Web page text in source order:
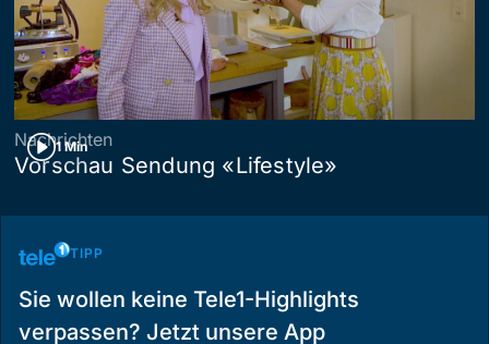
1 Min
Nachrichten
Vorschau Sendung «Lifestyle»
TIPP
Sie wollen keine Tele1-Highlights
verpassen? Jetzt unsere App